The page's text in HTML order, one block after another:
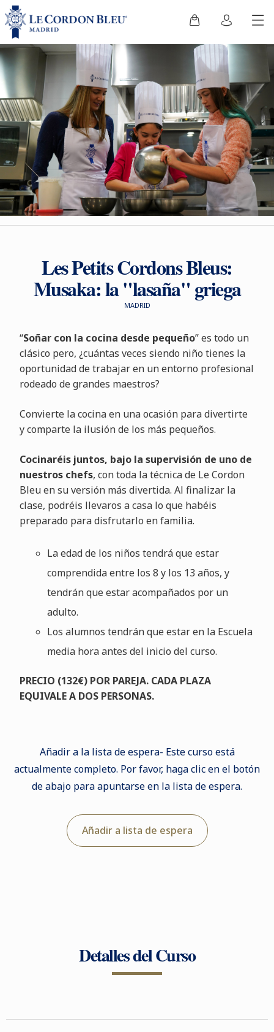
Les Petits Cordons Bleus:
Musaka: la "lasaña" griega
MADRID
“Soñar con la cocina desde pequeño” es todo un
clásico pero, ¿cuántas veces siendo niño tienes la
oportunidad de trabajar en un entorno profesional
rodeado de grandes maestros?
Convierte la cocina en una ocasión para divertirte
y comparte la ilusión de los más pequeños.
Cocinaréis juntos, bajo la supervisión de uno de
nuestros chefs, con toda la técnica de Le Cordon
Bleu en su versión más divertida. Al finalizar la
clase, podréis llevaros a casa lo que habéis
preparado para disfrutarlo en familia.
La edad de los niños tendrá que estar
comprendida entre los 8 y los 13 años, y
tendrán que estar acompañados por un
adulto.
Los alumnos tendrán que estar en la Escuela
media hora antes del inicio del curso.
PRECIO (132€) POR PAREJA. CADA PLAZA
EQUIVALE A DOS PERSONAS.
Añadir a la lista de espera- Este curso está
actualmente completo. Por favor, haga clic en el botón
de abajo para apuntarse en la lista de espera.
Añadir a lista de espera
Detalles del Curso